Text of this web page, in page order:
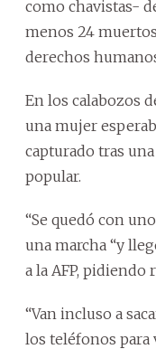
como chavistas-
menos 24
derechos
En los calabozos
una mujer
capturado tras
popular.
“Se quedó con
una marcha “y
a la AFP, pidiendo
“Van incluso a
los teléfonos para